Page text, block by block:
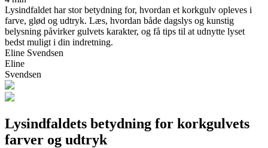
Lysindfaldet har stor betydning for, hvordan et korkgulv opleves i
farve, glød og udtryk. Læs, hvordan både dagslys og kunstig
belysning påvirker gulvets karakter, og få tips til at udnytte lyset
bedst muligt i din indretning.
Eline Svendsen
Eline
Svendsen
Lysindfaldets betydning for korkgulvets
farver og udtryk